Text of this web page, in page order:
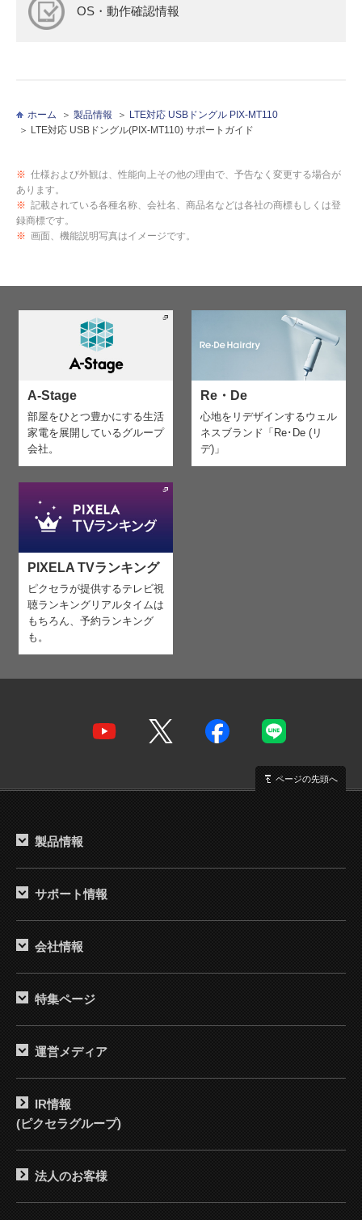
OS・動作確認情報
ホーム 製品情報
LTE対応 USBドングル PIX-MT110
LTE対応 USBドングル(PIX-MT110) サポートガイド
※ 仕様および外観は、性能向上その他の理由で、予告なく変更する場合が
あります。
※ 記載されている各種名称、会社名、商品名などは各社の商標もしくは登
録商標です。
※ 画面、機能説明写真はイメージです。
A-Stage
部屋をひとつ豊かにする生活
家電を展開しているグループ
会社。
Re・De
心地をリデザインするウェル
ネスブランド「Re･De (リ
デ)」
PIXELA TVランキング
ピクセラが提供するテレビ視
聴ランキング リアルタイムは
もちろん、予約ランキング
も。
ページの先頭へ
製品情報
サポート情報
会社情報
特集ページ
運営メディア
IR情報
(ピクセラグループ)
法人のお客様